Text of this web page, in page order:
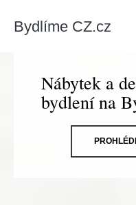
Bydlíme CZ.cz
Nábytek a
bydlení na